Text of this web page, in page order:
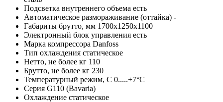
Подсветка внутреннего объема есть
Автоматическое размораживание (оттайка) -
Габариты брутто, мм 1700х1250х1100
Электронный блок управления есть
Марка компрессора Danfoss
Тип охлаждения статическое
Нетто, не более кг 110
Брутто, не более кг 230
Температурный режим, С 0.....+7°C
Серия G110 (Bavaria)
Охлаждение статическое